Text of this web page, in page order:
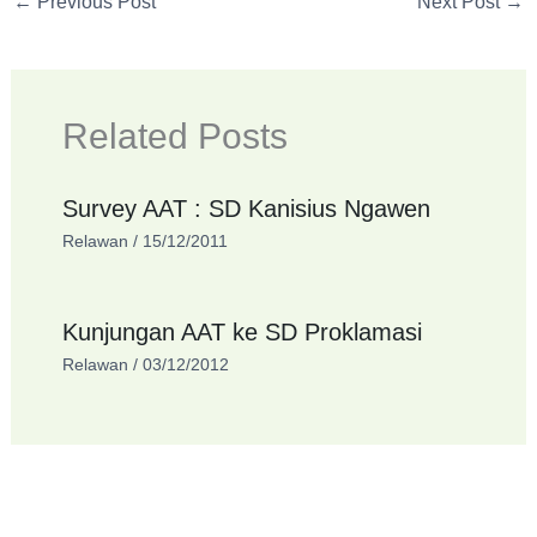
Related Posts
Survey AAT : SD Kanisius Ngawen
Relawan / 15/12/2011
Kunjungan AAT ke SD Proklamasi
Relawan / 03/12/2012